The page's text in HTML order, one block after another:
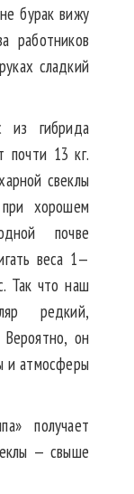
бурак вижу
работников
сладкий
из гибрида
почти 13 кг.
свеклы
хорошем
почве
веса 1—
Так что наш
редкий,
он
и атмосферы
получает
— свыше